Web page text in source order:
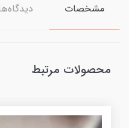
مشخصات
محصولات مرتبط